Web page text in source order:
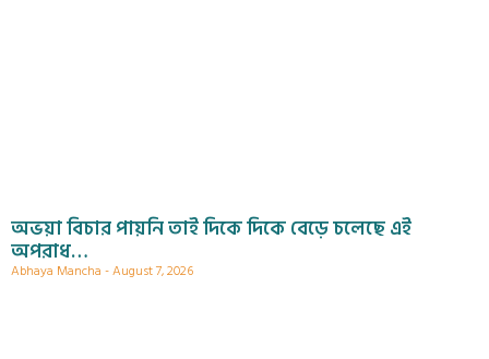
অভয়া বিচার পায়নি তাই দিকে দিকে বেড়ে চলেছে এই
অপরাধ…
Abhaya Mancha August 7, 2026